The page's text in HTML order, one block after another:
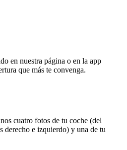
en nuestra página o en la app
que más te convenga.
cuatro fotos de tu coche (del
derecho e izquierdo) y una de tu